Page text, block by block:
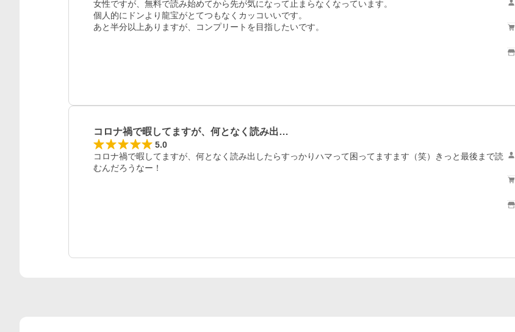
女性ですが、無料で読み始めてから先が気になって止まらなくなっています。
個人的にドンより龍宝がとてつもなくカッコいいです。
あと半分以上ありますが、コンプリートを目指したいです。
コロナ禍で暇してますが、何となく読み出…
5.0
コロナ禍で暇してますが、何となく読み出したらすっかりハマって困ってますます（笑）きっと最後まで読
むんだろうなー！